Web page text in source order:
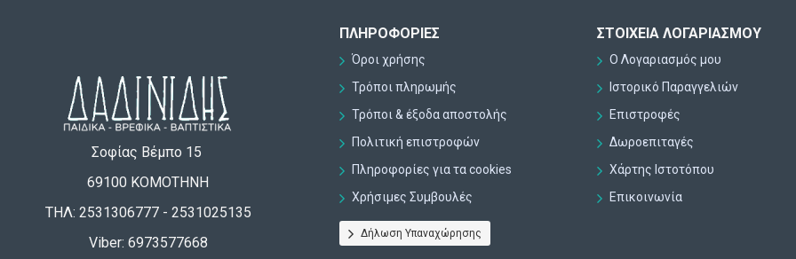
Σοφίας Βέμπο 15
69100 ΚΟΜΟΤΗΝΗ
ΤΗΛ: 2531306777 - 2531025135
Viber: 6973577668
ΠΛΗΡΟΦΟΡΊΕΣ
Όροι χρήσης
Τρόποι πληρωμής
Τρόποι & έξοδα αποστολής
Πολιτική επιστροφών
Πληροφορίες για τα cookies
Χρήσιμες Συμβουλές
Δήλωση Υπαναχώρησης
ΣΤΟΙΧΕΊΑ ΛΟΓΑΡΙΑΣΜΟΎ
Ο Λογαριασμός μου
Ιστορικό Παραγγελιών
Επιστροφές
Δωροεπιταγές
Χάρτης Ιστοτόπου
Επικοινωνία